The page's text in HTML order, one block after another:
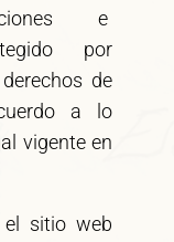
e
por
de
a lo
vigente en
el sitio web